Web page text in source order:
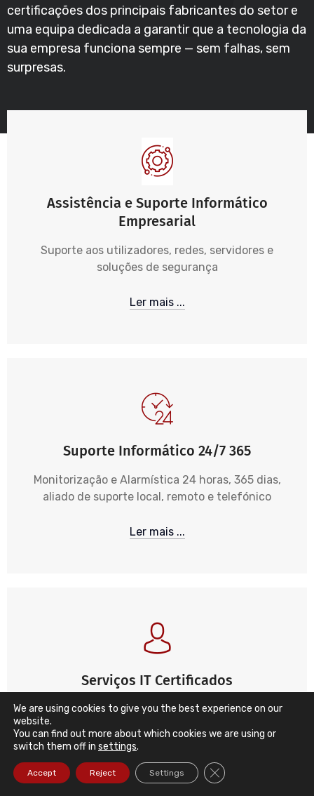
certificações dos principais fabricantes do setor e
uma equipa dedicada a garantir que a tecnologia da
sua empresa funciona sempre — sem falhas, sem
surpresas.
Assistência e Suporte Informático
Empresarial
Suporte aos utilizadores, redes, servidores e
soluções de segurança
Ler mais ...
Suporte Informático 24/7 365
Monitorização e Alarmística 24 horas, 365 dias,
aliado de suporte local, remoto e telefónico
Ler mais ...
Serviços IT Certificados
A DataRoad detém diversas certificações e elevada
experiência assim como os seus técnicos
Ler mais ...
We are using cookies to give you the best experience on our
website.
You can find out more about which cookies we are using or
switch them off in settings.
Accept Reject Settings Close GDPR Cookie